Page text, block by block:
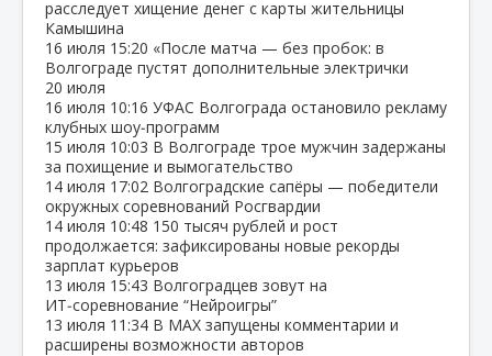
расследует хищение денег с карты жительницы
Камышина
16 июля 15:20 «После матча — без пробок: в
Волгограде пустят дополнительные электрички
20 июля
16 июля 10:16 УФАС Волгограда остановило рекламу
клубных шоу‑программ
15 июля 10:03 В Волгограде трое мужчин задержаны
за похищение и вымогательство
14 июля 17:02 Волгоградские сапёры — победители
окружных соревнований Росгвардии
14 июля 10:48 150 тысяч рублей и рост
продолжается: зафиксированы новые рекорды
зарплат курьеров
13 июля 15:43 Волгоградцев зовут на
ИТ‑соревнование “Нейроигры”
13 июля 11:34 В МАХ запущены комментарии и
расширены возможности авторов